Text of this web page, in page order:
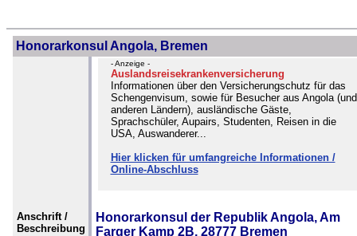
Honorarkonsul Angola, Bremen
- Anzeige -
Auslandsreisekrankenversicherung
Informationen über den Versicherungschutz für das
Schengenvisum, sowie für Besucher aus Angola (und
anderen Ländern), ausländische Gäste,
Sprachschüler, Aupairs, Studenten, Reisen in die
USA, Auswanderer...
Hier klicken für umfangreiche Informationen /
Online-Abschluss
Anschrift /
Beschreibung
Honorarkonsul der Republik Angola, Am
Farger Kamp 2B, 28777 Bremen